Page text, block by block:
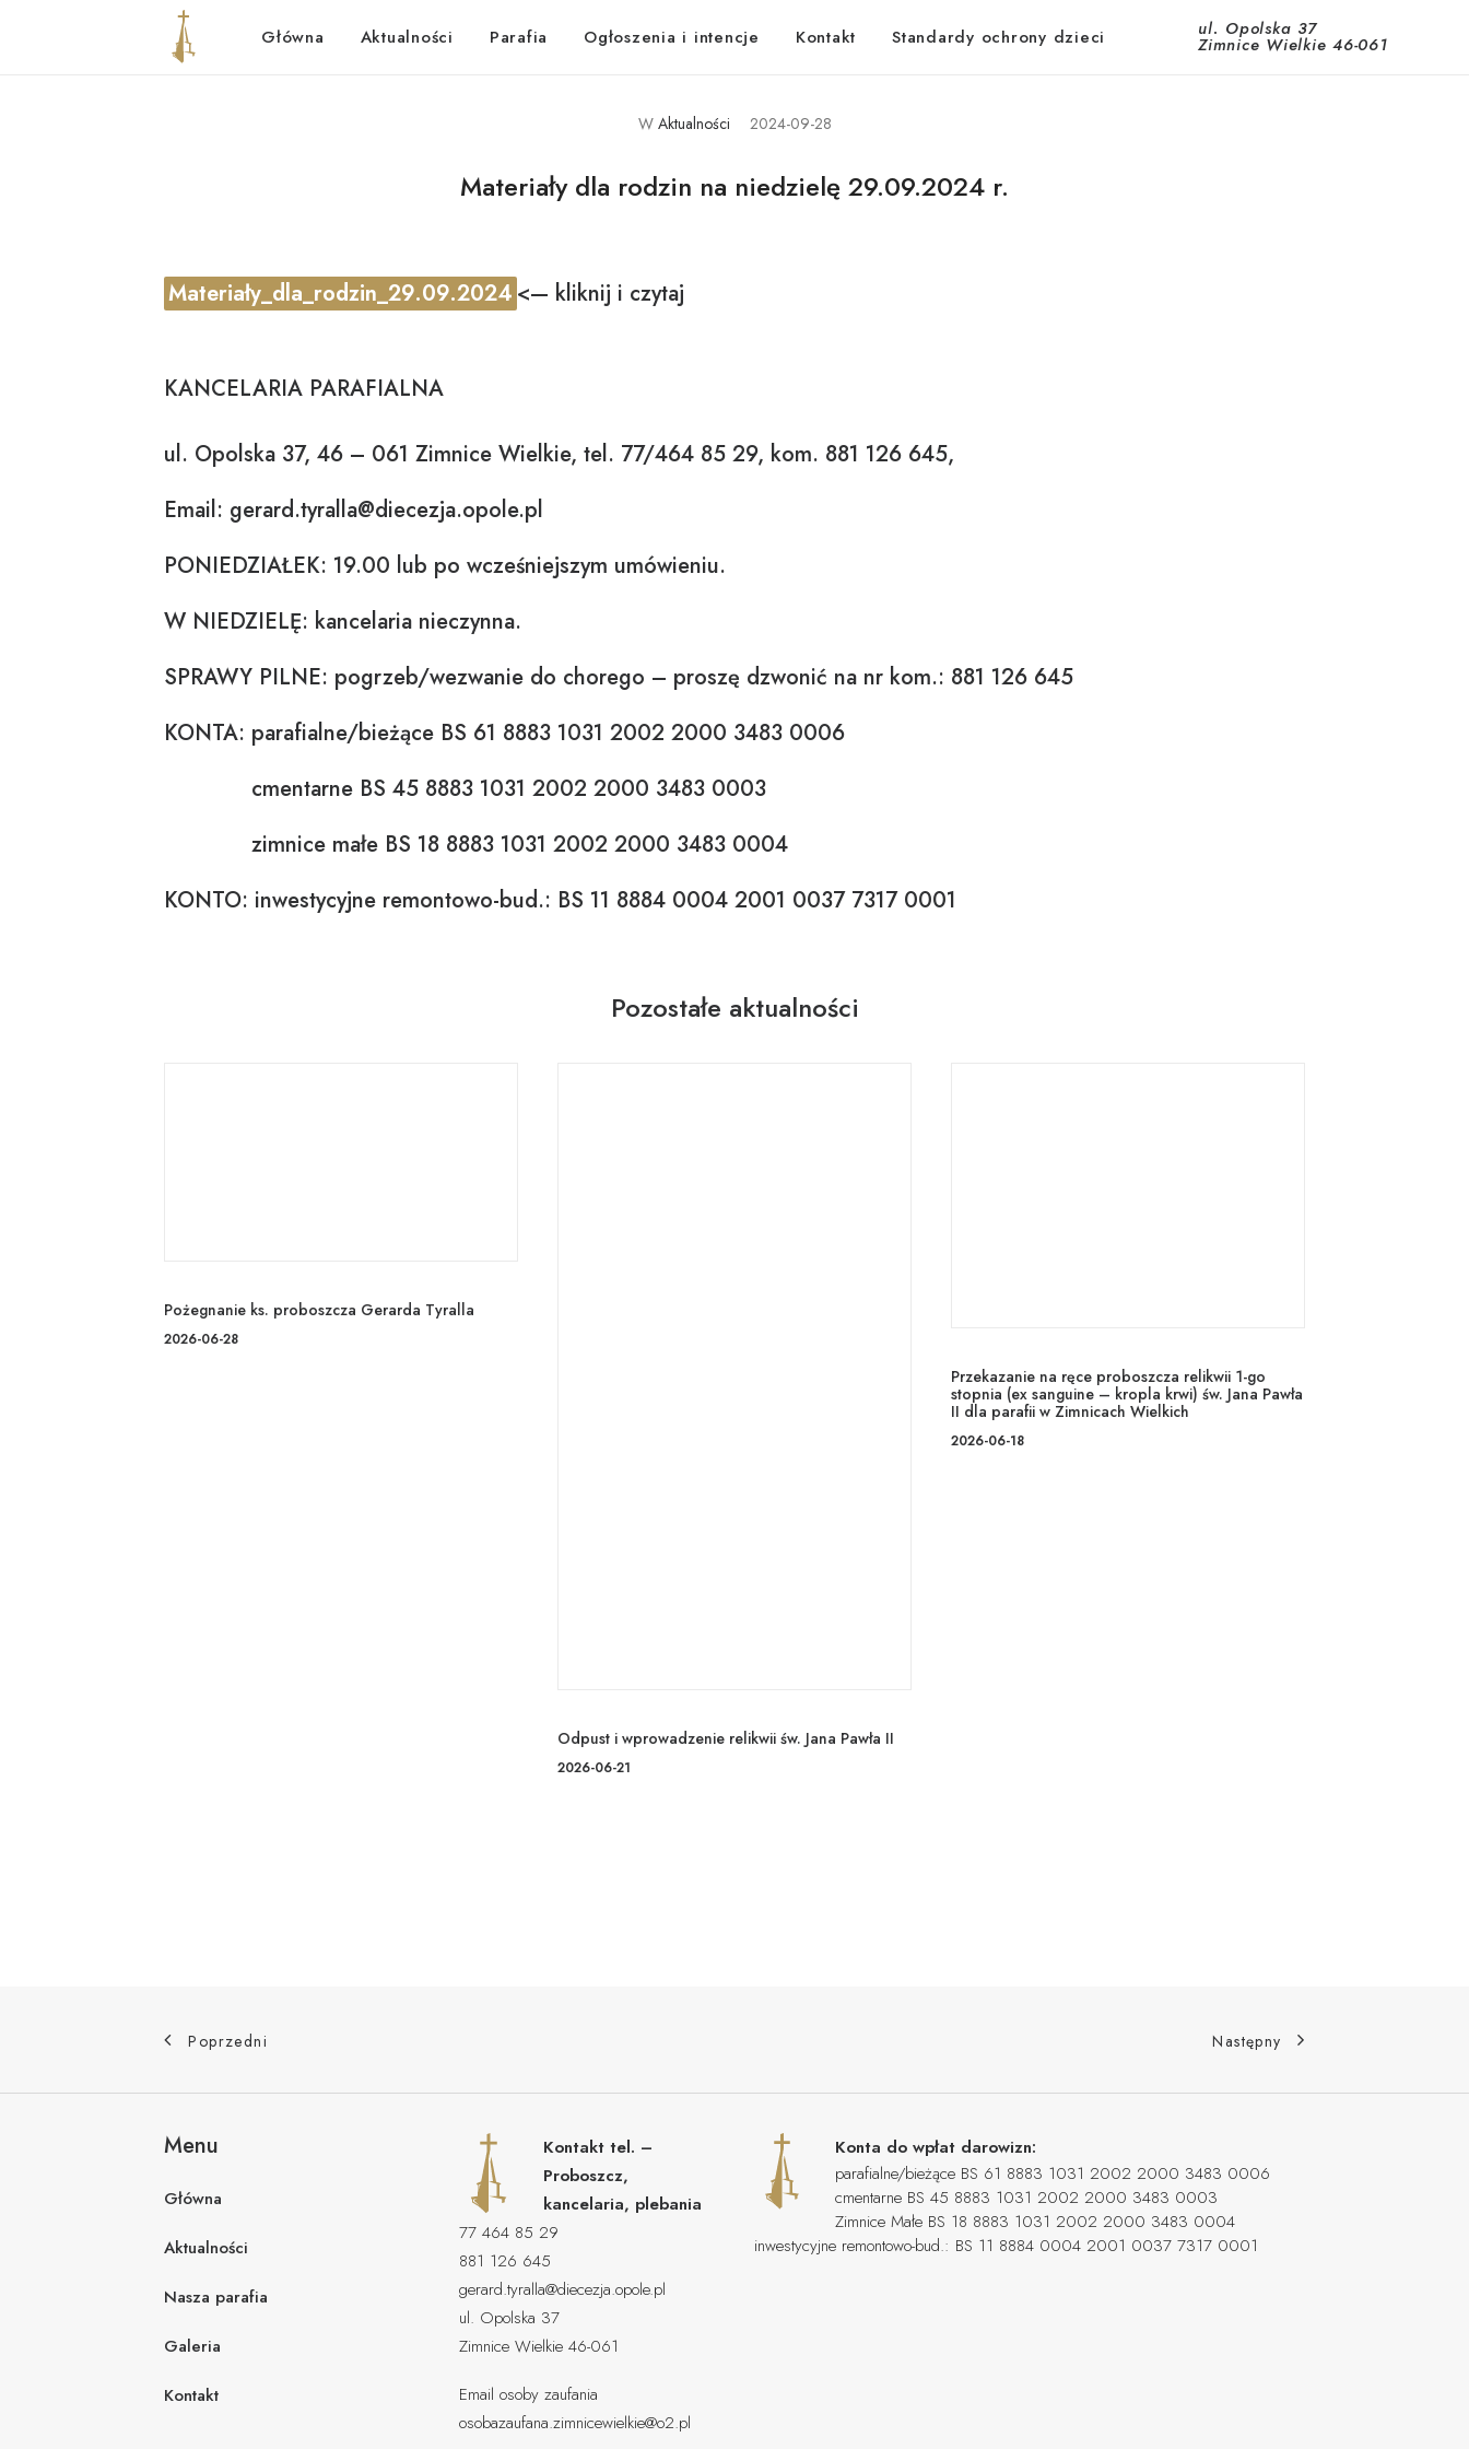
Główna Aktualności Parafia Ogłoszenia i intencje Kontakt Standardy ochrony dzieci ul. Opolska 37
Zimnice Wielkie 46-061
W Aktualności 2024-09-28
Materiały dla rodzin na niedzielę 29.09.2024 r.
Materiały_dla_rodzin_29.09.2024 <— kliknij i czytaj
KANCELARIA PARAFIALNA
ul. Opolska 37, 46 – 061 Zimnice Wielkie, tel. 77/464 85 29, kom. 881 126 645,
Email: gerard.tyralla@diecezja.opole.pl
PONIEDZIAŁEK: 19.00 lub po wcześniejszym umówieniu.
W NIEDZIELĘ: kancelaria nieczynna.
SPRAWY PILNE: pogrzeb/wezwanie do chorego – proszę dzwonić na nr kom.: 881 126 645
KONTA: parafialne/bieżące BS 61 8883 1031 2002 2000 3483 0006
cmentarne BS 45 8883 1031 2002 2000 3483 0003
zimnice małe BS 18 8883 1031 2002 2000 3483 0004
KONTO: inwestycyjne remontowo-bud.: BS 11 8884 0004 2001 0037 7317 0001
Pozostałe aktualności
Pożegnanie ks. proboszcza Gerarda Tyralla
2026-06-28
Odpust i wprowadzenie relikwii św. Jana Pawła II
2026-06-21
Przekazanie na ręce proboszcza relikwii 1-go
stopnia (ex sanguine – kropla krwi) św. Jana Pawła
II dla parafii w Zimnicach Wielkich
2026-06-18
Poprzedni Następny
Menu
Główna
Aktualności
Nasza parafia
Galeria
Kontakt
Kontakt tel. –
Proboszcz,
kancelaria, plebania
77 464 85 29
881 126 645
gerard.tyralla@diecezja.opole.pl
ul. Opolska 37
Zimnice Wielkie 46-061
Email osoby zaufania
osobazaufana.zimnicewielkie@o2.pl
Konta do wpłat darowizn:
parafialne/bieżące BS 61 8883 1031 2002 2000 3483 0006
cmentarne BS 45 8883 1031 2002 2000 3483 0003
Zimnice Małe BS 18 8883 1031 2002 2000 3483 0004
inwestycyjne remontowo-bud.: BS 11 8884 0004 2001 0037 7317 0001